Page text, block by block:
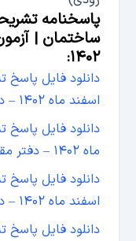
پاسخنامه
ساختمان |
۱۴۰۲:
دانلود فایل
اسفند ماه ۱۴۰۲ – دفتر مقررات ملی ساختمان
دانلود فایل پاسخ
ماه ۱۴۰۲ – دفتر مقررات ملی ساختمان
دانلود فایل
اسفند ماه ۱۴۰۲ – دفتر مقررات ملی ساختمان
دانلود فایل